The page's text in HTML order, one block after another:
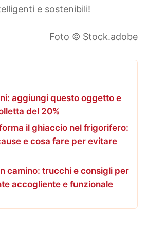
e sostenibili!
Foto © Stock.adobe
aggiungi questo oggetto e
del 20%
il ghiaccio nel frigorifero:
e cosa fare per evitare
camino: trucchi e consigli per
accogliente e funzionale